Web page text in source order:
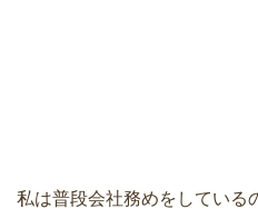
私は普段会社務めをしている